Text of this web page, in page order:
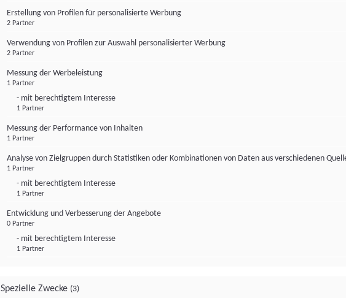
Erstellung von Profilen für personalisierte Werbung
2 Partner
Verwendung von Profilen zur Auswahl personalisierter Werbung
2 Partner
Messung der Werbeleistung
1 Partner
- mit berechtigtem Interesse
1 Partner
Messung der Performance von Inhalten
1 Partner
Analyse von Zielgruppen durch Statistiken oder Kombinationen von Daten aus verschiedenen
1 Partner
- mit berechtigtem Interesse
1 Partner
Entwicklung und Verbesserung der Angebote
0 Partner
- mit berechtigtem Interesse
1 Partner
Spezielle Zwecke (3)